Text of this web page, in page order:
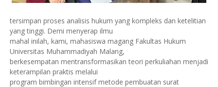
tersimpan proses analisis hukum yang kompleks dan ketelitian
yang tinggi. Demi menyerap ilmu
mahal inilah, kami, mahasiswa magang Fakultas Hukum
Universitas Muhammadiyah Malang,
berkesempatan mentransformasikan teori perkuliahan menjadi
keterampilan praktis melalui
program bimbingan intensif metode pembuatan surat